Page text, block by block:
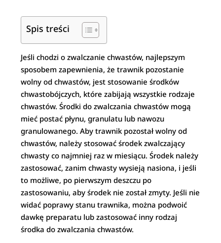
Spis treści
Jeśli chodzi o zwalczanie chwastów, najlepszym
sposobem zapewnienia, że trawnik pozostanie
wolny od chwastów, jest stosowanie środków
chwastobójczych, które zabijają wszystkie rodzaje
chwastów. Środki do zwalczania chwastów mogą
mieć postać płynu, granulatu lub nawozu
granulowanego. Aby trawnik pozostał wolny od
chwastów, należy stosować środek zwalczający
chwasty co najmniej raz w miesiącu. Środek należy
zastosować, zanim chwasty wysieją nasiona, i jeśli
to możliwe, po pierwszym deszczu po
zastosowaniu, aby środek nie został zmyty. Jeśli nie
widać poprawy stanu trawnika, można podwoić
dawkę preparatu lub zastosować inny rodzaj
środka do zwalczania chwastów.